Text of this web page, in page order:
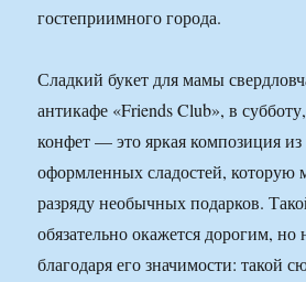
гостеприимного города.
Сладкий букет для мамы
антикафе «Friends Club», в
конфет — это яркая композиция из
оформленных сладостей, которую
разряду необычных подарков.
обязательно окажется дорогим, но
благодаря его значимости: такой